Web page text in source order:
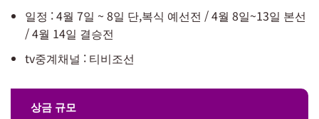
일정 : 4월 7일 ~ 8일 단,복식 예선전 / 4월 8일~13일 본선
/ 4월 14일 결승전
tv중계채널 : 티비조선
상금 규모